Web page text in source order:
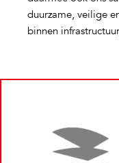
duurzame, veilige
binnen